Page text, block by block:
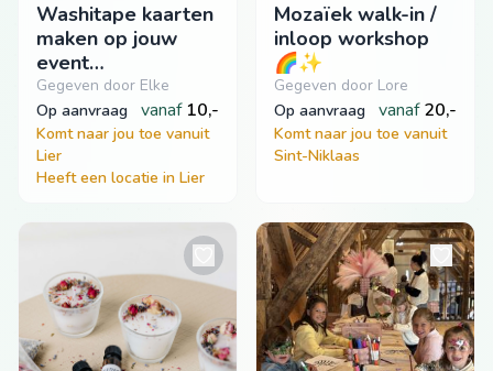
Washitape kaarten
maken op jouw
event
(inloopworkshop)
Gegeven door Elke
op aanvraag
vanaf 10,-
Komt naar jou toe vanuit
Lier
Heeft een locatie in Lier
Mozaïek walk-in /
inloop workshop
🌈✨
Gegeven door Lore
op aanvraag
vanaf 20,-
Komt naar jou toe vanuit
Sint-Niklaas